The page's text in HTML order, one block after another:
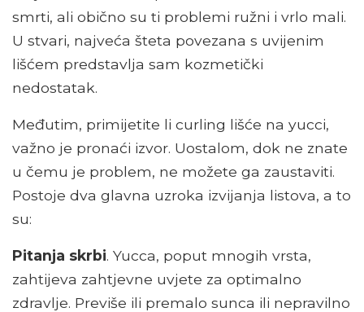
smrti, ali obično su ti problemi ružni i vrlo mali.
U stvari, najveća šteta povezana s uvijenim
lišćem predstavlja sam kozmetički
nedostatak.
Međutim, primijetite li curling lišće na yucci,
važno je pronaći izvor. Uostalom, dok ne znate
u čemu je problem, ne možete ga zaustaviti.
Postoje dva glavna uzroka izvijanja listova, a to
su:
Pitanja skrbi. Yucca, poput mnogih vrsta,
zahtijeva zahtjevne uvjete za optimalno
zdravlje. Previše ili premalo sunca ili nepravilno